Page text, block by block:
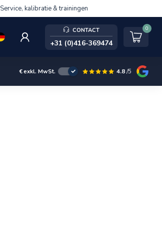
Service, kalibratie & trainingen
CONTACT
+31 (0)416-369474
0
€exkl. MwSt. 4.8/5